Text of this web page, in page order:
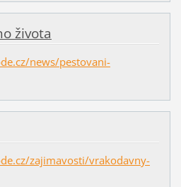
života
news/pestovani-
zajimavosti/vrakodavny-